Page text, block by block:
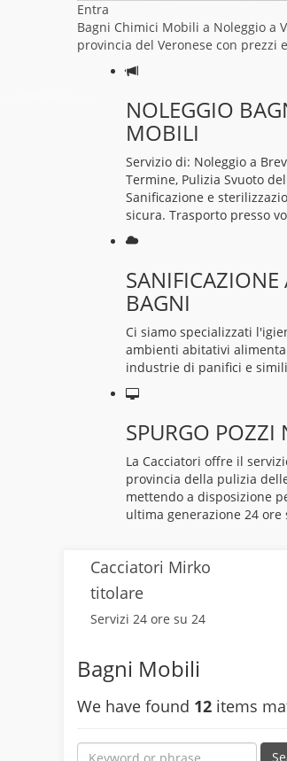
Entra
Bagni Chimici Mobili a Noleggio a
provincia del Veronese con prezzi
NOLEGGIO
MOBILI
Servizio di: Noleggio a
Termine, Pulizia Svuoto
Sanificazione e
sicura. Trasporto presso
BAGNI
Ci siamo specializzati
ambienti abitativi
industrie di panifici e
SPURGO POZZI
La Cacciatori offre il
provincia della pulizia
mettendo a disposizione
ultima generazione 24 ore
Cacciatori Mirko
titolare
Servizi 24 ore su 24
Bagni Mobili
We have found 12 items